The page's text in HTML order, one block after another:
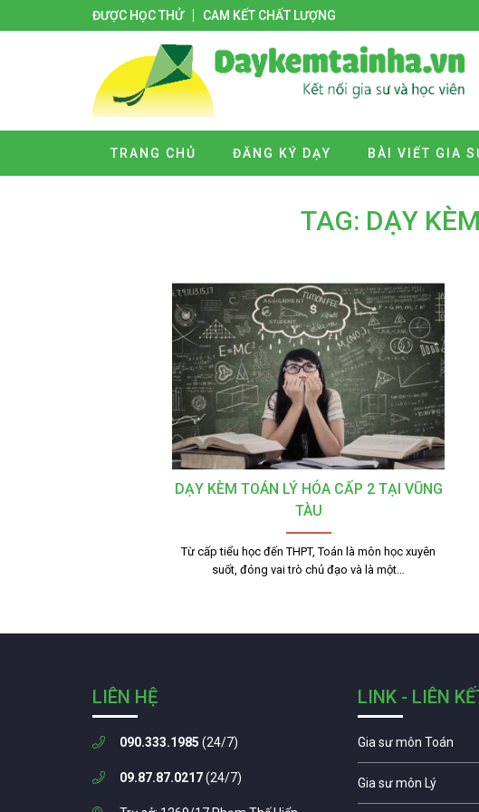
ĐƯỢC HỌC THỬ CAM KẾT CHẤT LƯỢNG
TRANG CHỦ ĐĂNG KÝ DẠY BÀI VIẾT GIA
TAG: DẠY
DẠY KÈM TOÁN LÝ HÓA CẤP 2 TẠI VŨNG
TÀU
Từ cấp tiểu học đến THPT, Toán là môn học xuyên
suốt, đóng vai trò chủ đạo và là một…
LIÊN HỆ
090.333.1985 (24/7)
09.87.87.0217(24/7)
LINK - LIÊN
Gia sư môn Toán
Gia sư môn Lý